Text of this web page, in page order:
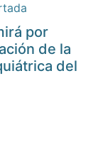
por
de la
del